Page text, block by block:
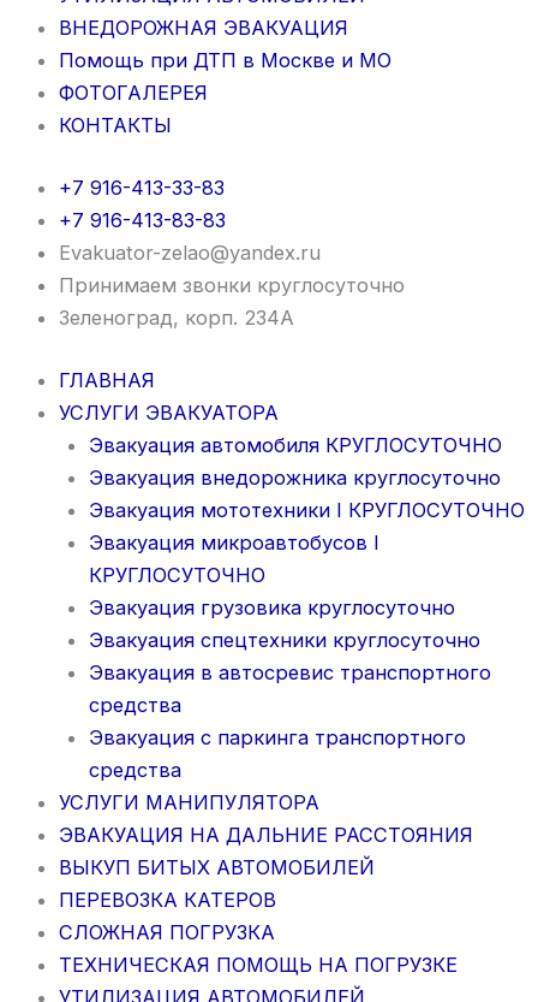
ВНЕДОРОЖНАЯ ЭВАКУАЦИЯ
Помощь при ДТП в Москве и МО
ФОТОГАЛЕРЕЯ
КОНТАКТЫ
+7 916-413-33-83
+7 916-413-83-83
Evakuator-zelao@yandex.ru
Принимаем звонки круглосуточно
Зеленоград, корп. 234А
ГЛАВНАЯ
УСЛУГИ ЭВАКУАТОРА
Эвакуация автомобиля КРУГЛОСУТОЧНО
Эвакуация внедорожника круглосуточно
Эвакуация мототехники I КРУГЛОСУТОЧНО
Эвакуация микроавтобусов I
КРУГЛОСУТОЧНО
Эвакуация грузовика круглосуточно
Эвакуация спецтехники круглосуточно
Эвакуация в автосревис транспортного
средства
Эвакуация с паркинга транспортного
средства
УСЛУГИ МАНИПУЛЯТОРА
ЭВАКУАЦИЯ НА ДАЛЬНИЕ РАССТОЯНИЯ
ВЫКУП БИТЫХ АВТОМОБИЛЕЙ
ПЕРЕВОЗКА КАТЕРОВ
СЛОЖНАЯ ПОГРУЗКА
ТЕХНИЧЕСКАЯ ПОМОЩЬ НА ПОГРУЗКЕ
УТИЛИЗАЦИЯ АВТОМОБИЛЕЙ